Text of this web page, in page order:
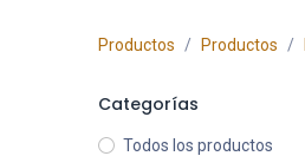
Productos Productos
Categorías
Todos los productos